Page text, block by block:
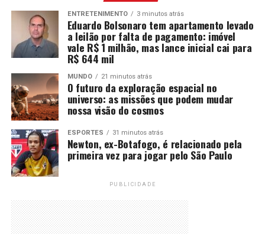
ENTRETENIMENTO 3 minutos atrás
Eduardo Bolsonaro tem apartamento levado
a leilão por falta de pagamento: imóvel
vale R$ 1 milhão, mas lance inicial cai para
R$ 644 mil
MUNDO 21 minutos atrás
O futuro da exploração espacial no
universo: as missões que podem mudar
nossa visão do cosmos
ESPORTES 31 minutos atrás
Newton, ex-Botafogo, é relacionado pela
primeira vez para jogar pelo São Paulo
PUBLICIDADE